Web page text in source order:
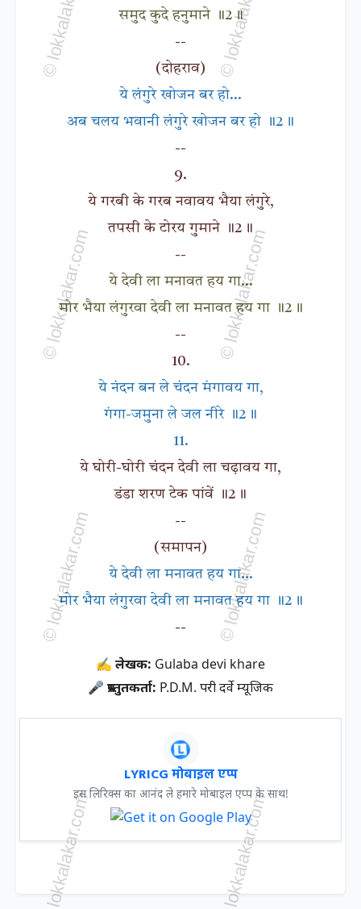
समुद कुदे हनुमाने ॥2॥
--
(दोहराव)
ये लंगुरे खोजन बर हो...
अब चलय भवानी लंगुरे खोजन बर हो ॥2॥
--
9.
ये गरबी के गरब नवावय भैया लंगुरे,
तपसी के टोरय गुमाने ॥2॥
--
ये देवी ला मनावत हय गा...
मोर भैया लंगुरवा देवी ला मनावत हय गा ॥2॥
--
10.
ये नंदन बन ले चंदन मंगावय गा,
गंगा-जमुना ले जल नीरे ॥2॥
11.
ये घोरी-घोरी चंदन देवी ला चढ़ावय गा,
डंडा शरण टेक पांवें ॥2॥
--
(समापन)
ये देवी ला मनावत हय गा...
मोर भैया लंगुरवा देवी ला मनावत हय गा ॥2॥
--
✍ लेखक: Gulaba devi khare
🎤 प्रस्तुतकर्ता: P.D.M. परी दर्वे म्यूजिक
LYRICG मोबाइल एप्प
इस लिरिक्स का आनंद ले हमारे मोबाइल एप्प के साथ!